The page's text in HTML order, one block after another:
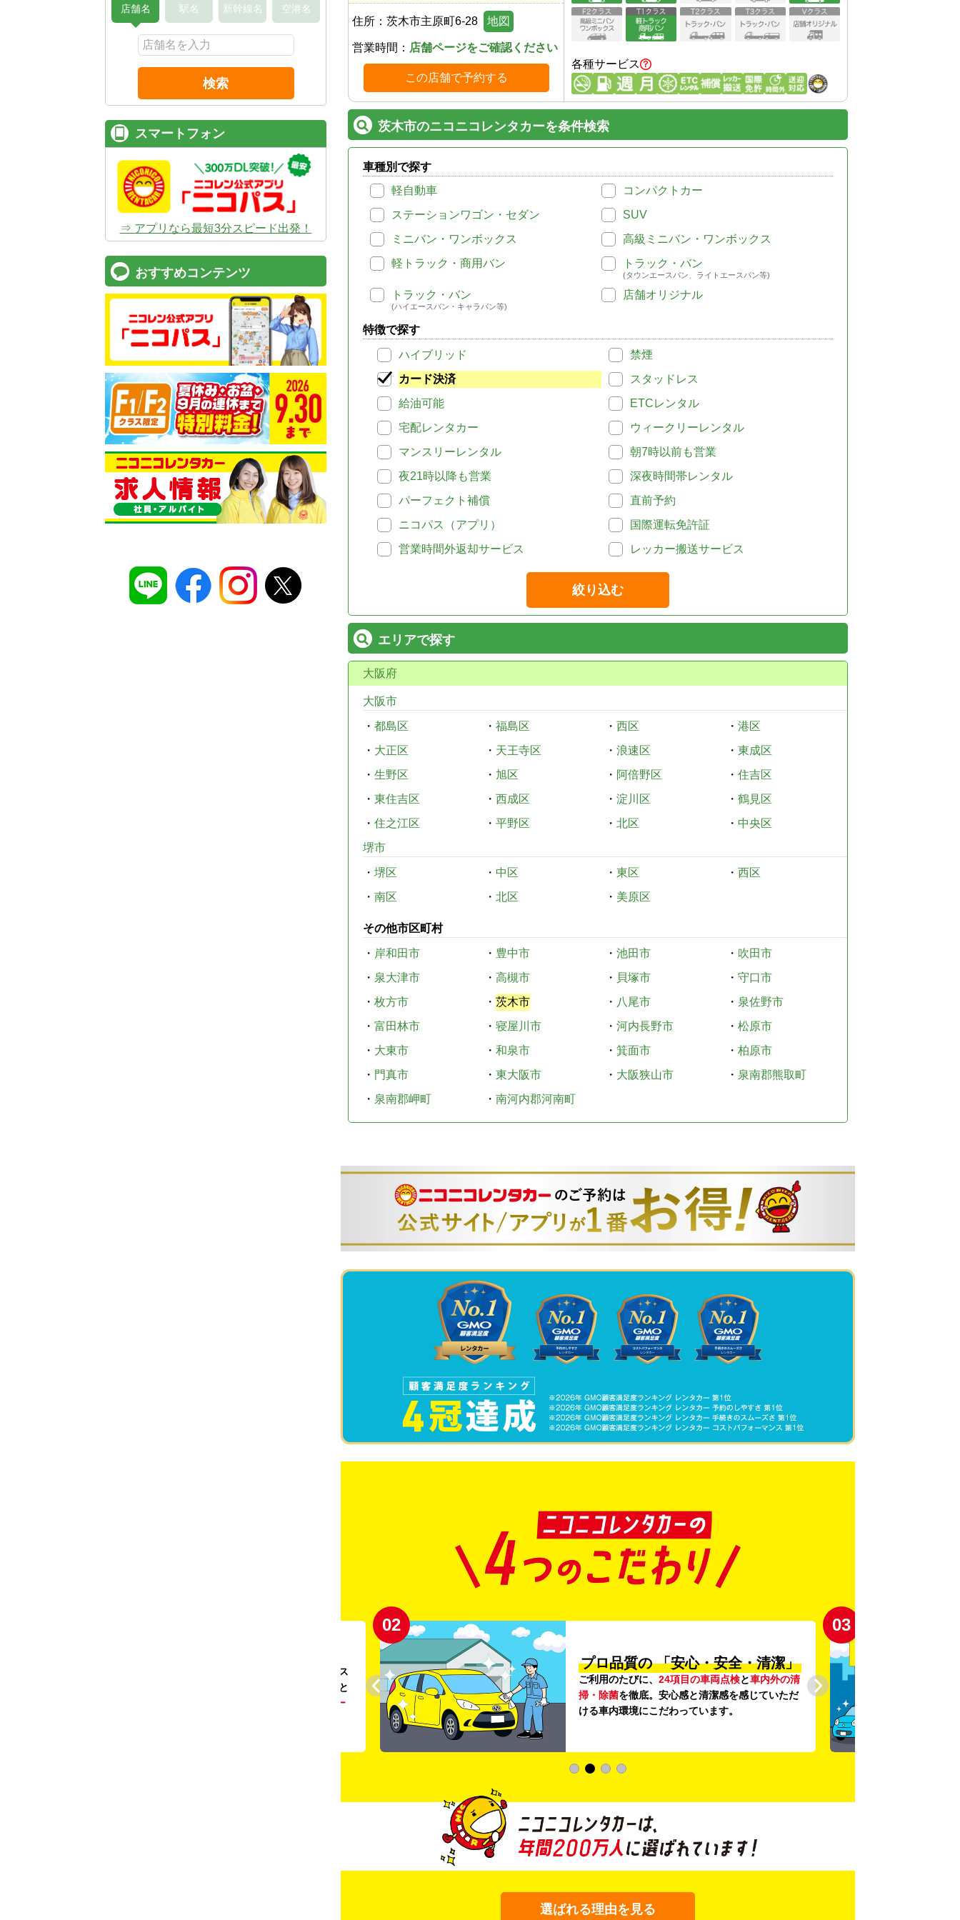
住所： 茨木市主原町6-28 地図
営業時間： 店舗ページをご確認ください
この店舗で予約する
各種サービス
茨木市のニコニコレンタカーを条件検索
車種別で探す
軽自動車
コンパクトカー
ステーションワゴン・セダン
SUV
ミニバン・ワンボックス
高級ミニバン・ワンボックス
軽トラック・商用バン
トラック・バン
(タウンエースバン、ライトエースバン等)
トラック・バン
(ハイエースバン・キャラバン等)
店舗オリジナル
特徴で探す
ハイブリッド
禁煙
カード決済
スタッドレス
給油可能
ETCレンタル
宅配レンタカー
ウィークリーレンタル
マンスリーレンタル
朝7時以前も営業
夜21時以降も営業
深夜時間帯レンタル
パーフェクト補償
直前予約
ニコパス（アプリ）
国際運転免許証
営業時間外返却サービス
レッカー搬送サービス
絞り込む
エリアで探す
大阪府
大阪市
・ 都島区 ・ 福島区 ・ 西区 ・ 港区
・ 大正区 ・ 天王寺区 ・ 浪速区 ・ 東成区
・ 生野区 ・ 旭区 ・ 阿倍野区 ・ 住吉区
・ 東住吉区 ・ 西成区 ・ 淀川区 ・ 鶴見区
・ 住之江区 ・ 平野区 ・ 北区 ・ 中央区
堺市
・ 堺区 ・ 中区 ・ 東区 ・ 西区
・ 南区 ・ 北区 ・ 美原区
その他市区町村
・ 岸和田市 ・ 豊中市 ・ 池田市 ・ 吹田市
・ 泉大津市 ・ 高槻市 ・ 貝塚市 ・ 守口市
・ 枚方市 ・ 茨木市 ・ 八尾市 ・ 泉佐野市
・ 富田林市 ・ 寝屋川市 ・ 河内長野市 ・ 松原市
・ 大東市 ・ 和泉市 ・ 箕面市 ・ 柏原市
・ 門真市 ・ 東大阪市 ・ 大阪狭山市 ・ 泉南郡熊取町
・ 泉南郡岬町 ・ 南河内郡河南町
。ガソリンス
タンドや整備工場の既存インフラを活用すること
リー
02
プロ品質の 「安心・安全・清潔」
ご利用のたびに、 24項目の車両点検と車内外の清
掃・除菌を徹底。安心感と清潔感を感じていただ
ける車内環境にこだわっています。
03
選ばれる理由を見る
店舗名 駅名 新幹線名 空港名
検索
スマートフォン
⇒ アプリなら最短3分スピード出発！
おすすめコンテンツ